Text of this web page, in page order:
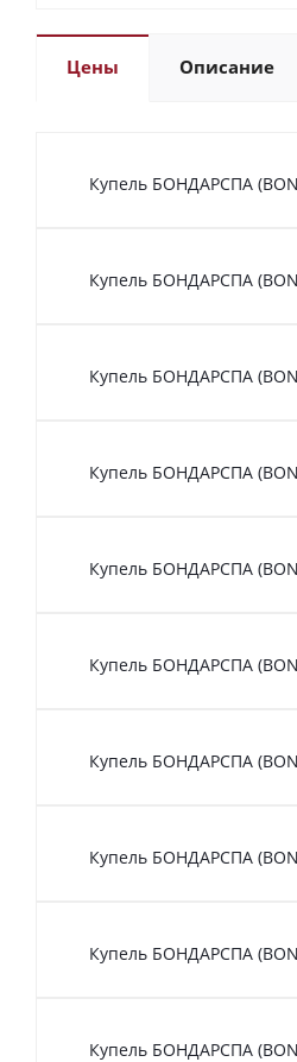
Цены Описание
Купель БОНДАРСПА
Купель БОНДАРСПА
Купель БОНДАРСПА
Купель БОНДАРСПА
Купель БОНДАРСПА
Купель БОНДАРСПА
Купель БОНДАРСПА
Купель БОНДАРСПА
Купель БОНДАРСПА
Купель БОНДАРСПА